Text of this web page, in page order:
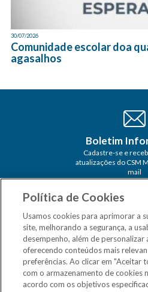
30/07/2026
Comunidade escolar doa
agasalhos
Boletim
Cadastre-se e
atualizações do CSM
mail
Política de Cookies
Usamos cookies para aprimorar a
site, melhorando a segurança, a
desempenho, além de personalizar
oferecendo conteúdos mais
preferências. Ao clicar em "Aceitar
com o armazenamento de cookies
acordo com os objetivos